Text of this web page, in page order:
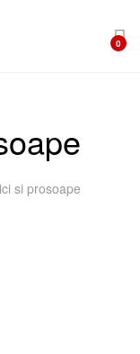
0
si prosoape